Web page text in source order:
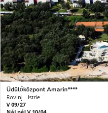
Üdülőközpont Amarin****
Rovinj - Istrie
V 09/27